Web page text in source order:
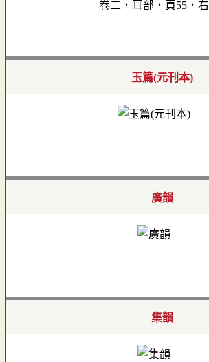
卷二．耳部．頁55．右
玉篇(元刊本)
廣韻
集韻